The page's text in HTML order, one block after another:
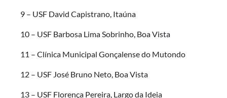
9 – USF David Capistrano, Itaúna
10 – USF Barbosa Lima Sobrinho, Boa Vista
11 – Clínica Municipal Gonçalense do Mutondo
12 – USF José Bruno Neto, Boa Vista
13 – USF Florença Pereira, Largo da Ideia